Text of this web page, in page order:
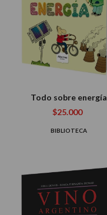
Todo sobre energía
$25.000
BIBLIOTECA